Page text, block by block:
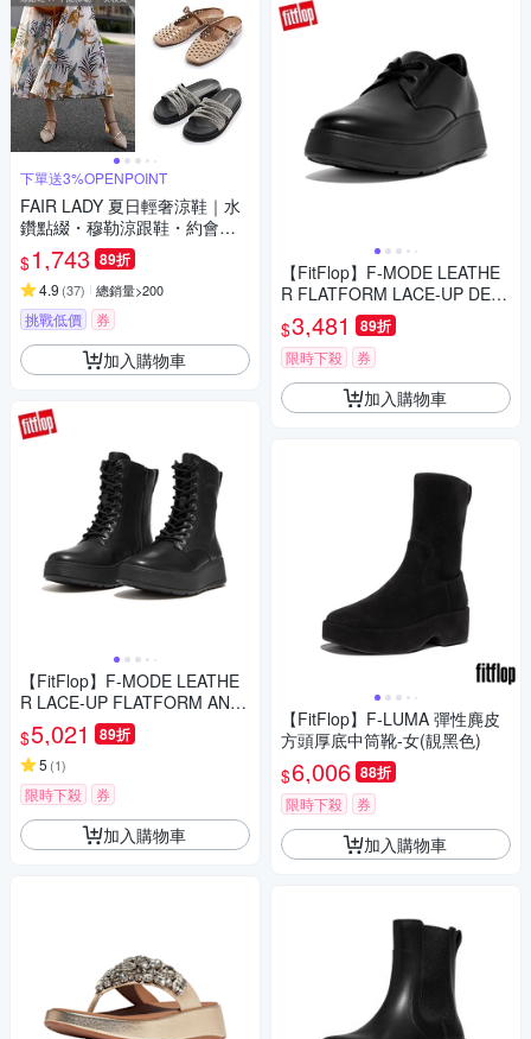
下單送3%OPENPOINT
FAIR LADY 夏日輕奢涼鞋｜水
鑽點綴・穆勒涼跟鞋・約會必
備
$1,743 89折
4.9 (37) 總銷量>200
挑戰低價 券
加入購物車
【FitFlop】F-MODE LEATHE
R LACE-UP FLATFORM ANKL
E BOOTS繫帶厚底短靴-女(靓
黑色)
$5,021 89折
5 (1)
限時下殺 券
加入購物車
【FitFlop】F-MODE LEATHE
R FLATFORM LACE-UP DER
BIES厚底綁帶牛津鞋-女(靚黑
色)
$3,481 89折
限時下殺 券
加入購物車
【FitFlop】F-LUMA 彈性麂皮
方頭厚底中筒靴-女(靚黑色)
$6,006 88折
限時下殺 券
加入購物車